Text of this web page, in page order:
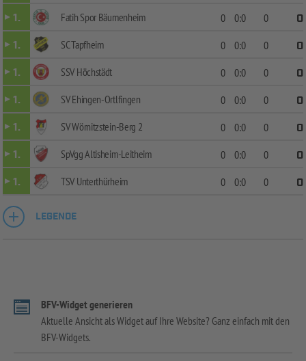
1. Fatih Spor Bäumenheim 0 0:0 0
0
1.
SC Tapfheim 0 0:0 0
0
1.
SSV Höchstädt 0 0:0 0
0
1.
SV Ehingen-Ortlfingen 0 0:0 0
0
1.
SV Wörnitzstein-Berg 2 0 0:0 0
0
1.
SpVgg Altisheim-Leitheim 0 0:0 0
0
1.
TSV Unterthürheim 0 0:0 0 0
LEGENDE
BFV-Widget generieren
Aktuelle Ansicht als Widget auf Ihre Website? Ganz einfach mit den
BFV-Widgets.